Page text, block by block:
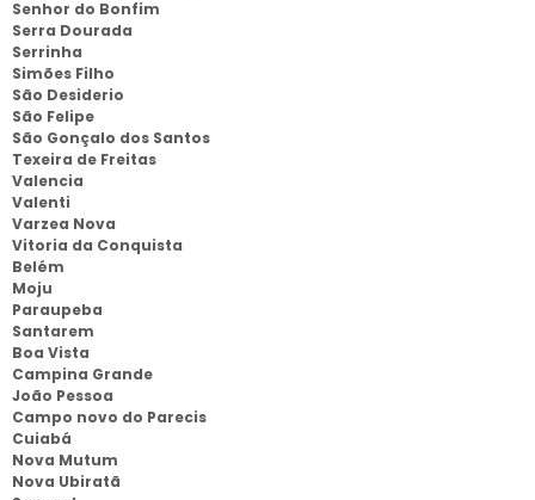
Senhor do Bonfim
Serra Dourada
Serrinha
Simões Filho
São Desiderio
São Felipe
São Gonçalo dos Santos
Texeira de Freitas
Valencia
Valenti
Varzea Nova
Vitoria da Conquista
Belém
Moju
Paraupeba
Santarem
Boa Vista
Campina Grande
João Pessoa
Campo novo do Parecis
Cuiabá
Nova Mutum
Nova Ubiratã